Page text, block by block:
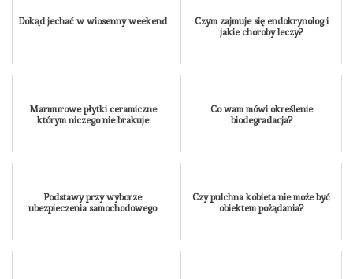
Dokąd jechać w wiosenny weekend
Czym zajmuje się endokrynolog i
jakie choroby leczy?
Marmurowe płytki ceramiczne
którym niczego nie brakuje
Co wam mówi określenie
biodegradacja?
Podstawy przy wyborze
ubezpieczenia samochodowego
Czy pulchna kobieta nie może być
obiektem pożądania?